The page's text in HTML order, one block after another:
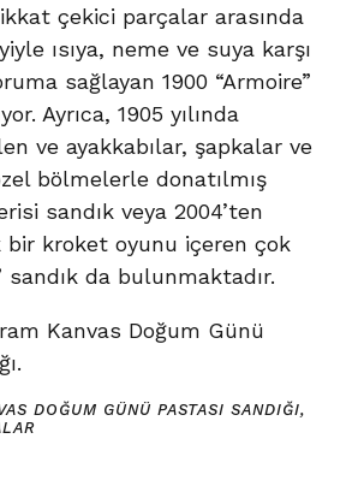
çekici parçalar arasında
ısıya, neme ve suya karşı
sağlayan 1900 “Armoire”
Ayrıca, 1905 yılında
ve ayakkabılar, şapkalar ve
bölmelerle donatılmış
sandık veya 2004’ten
bir kroket oyunu içeren çok
sandık da bulunmaktadır.
DOĞUM GÜNÜ PASTASI SANDIĞI,